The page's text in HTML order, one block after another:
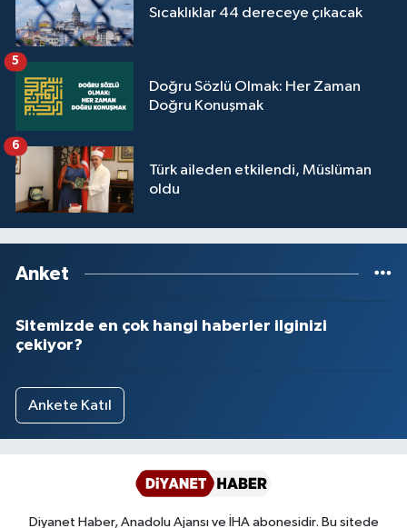
Sıcaklıklar 44 dereceye çıkacak
Doğru Sözlü Olmak: Her Zaman
Doğru Konuşmak
5
Türk aileden etkilendi, Müslüman
oldu
6
Anket
Sitemizde en çok hangi haberler ilginizi
çekiyor?
Ankete Katıl
Diyanet Haber, Anadolu Ajansı ve İHA abonesidir. Bu sitede